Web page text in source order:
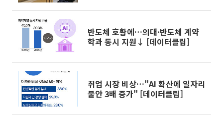
반도체 호황에…의대·반도체 계약
학과 동시 지원↓ [데이터클립]
취업 시장 비상…"AI 확산에 일자리
불안 3배 증가" [데이터클립]